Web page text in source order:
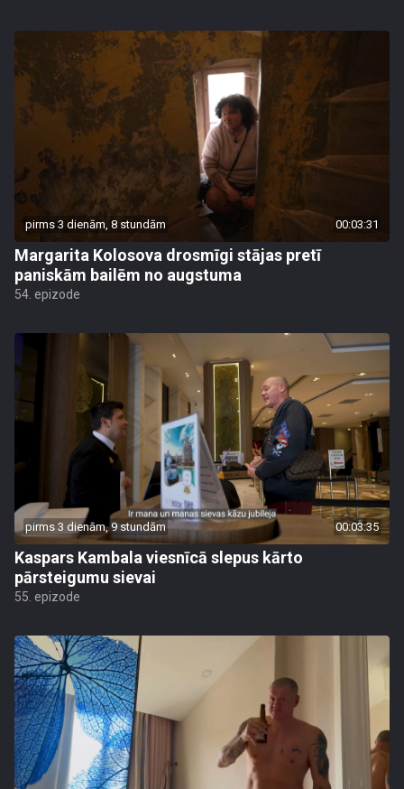
pirms 3 dienām, 8 stundām 00:03:31
Margarita Kolosova drosmīgi stājas pretī
paniskām bailēm no augstuma
54. epizode
pirms 3 dienām, 9 stundām 00:03:35
Kaspars Kambala viesnīcā slepus kārto
pārsteigumu sievai
55. epizode